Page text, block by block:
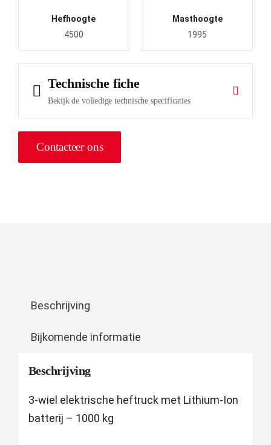
Hefhoogte
4500
Masthoogte
1995
Contacteer ons
Beschrijving
Bijkomende informatie
Beschrijving
3-wiel elektrische heftruck met Lithium-Ion
batterij – 1000 kg